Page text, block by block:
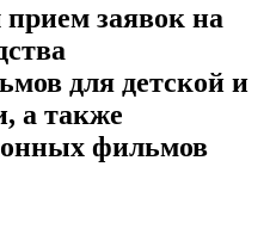
заявок на
для детской и
а также
фильмов